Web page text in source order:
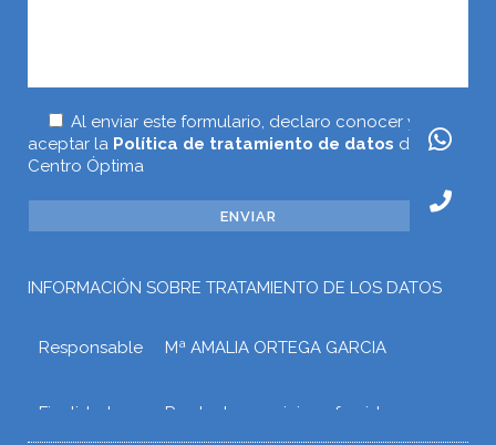
Al enviar este formulario, declaro conocer y
aceptar la Política de tratamiento de datos de
Centro Óptima
INFORMACIÓN SOBRE TRATAMIENTO DE LOS DATOS
Responsable Mª AMALIA ORTEGA GARCIA
Finalidad
Prestar los servicios ofrecidos a